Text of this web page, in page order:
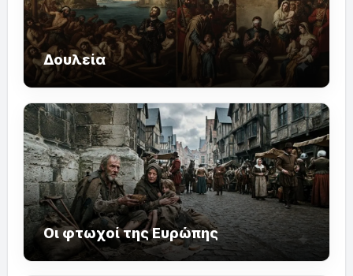
Δουλεία
Οι φτωχοί της Ευρώπης